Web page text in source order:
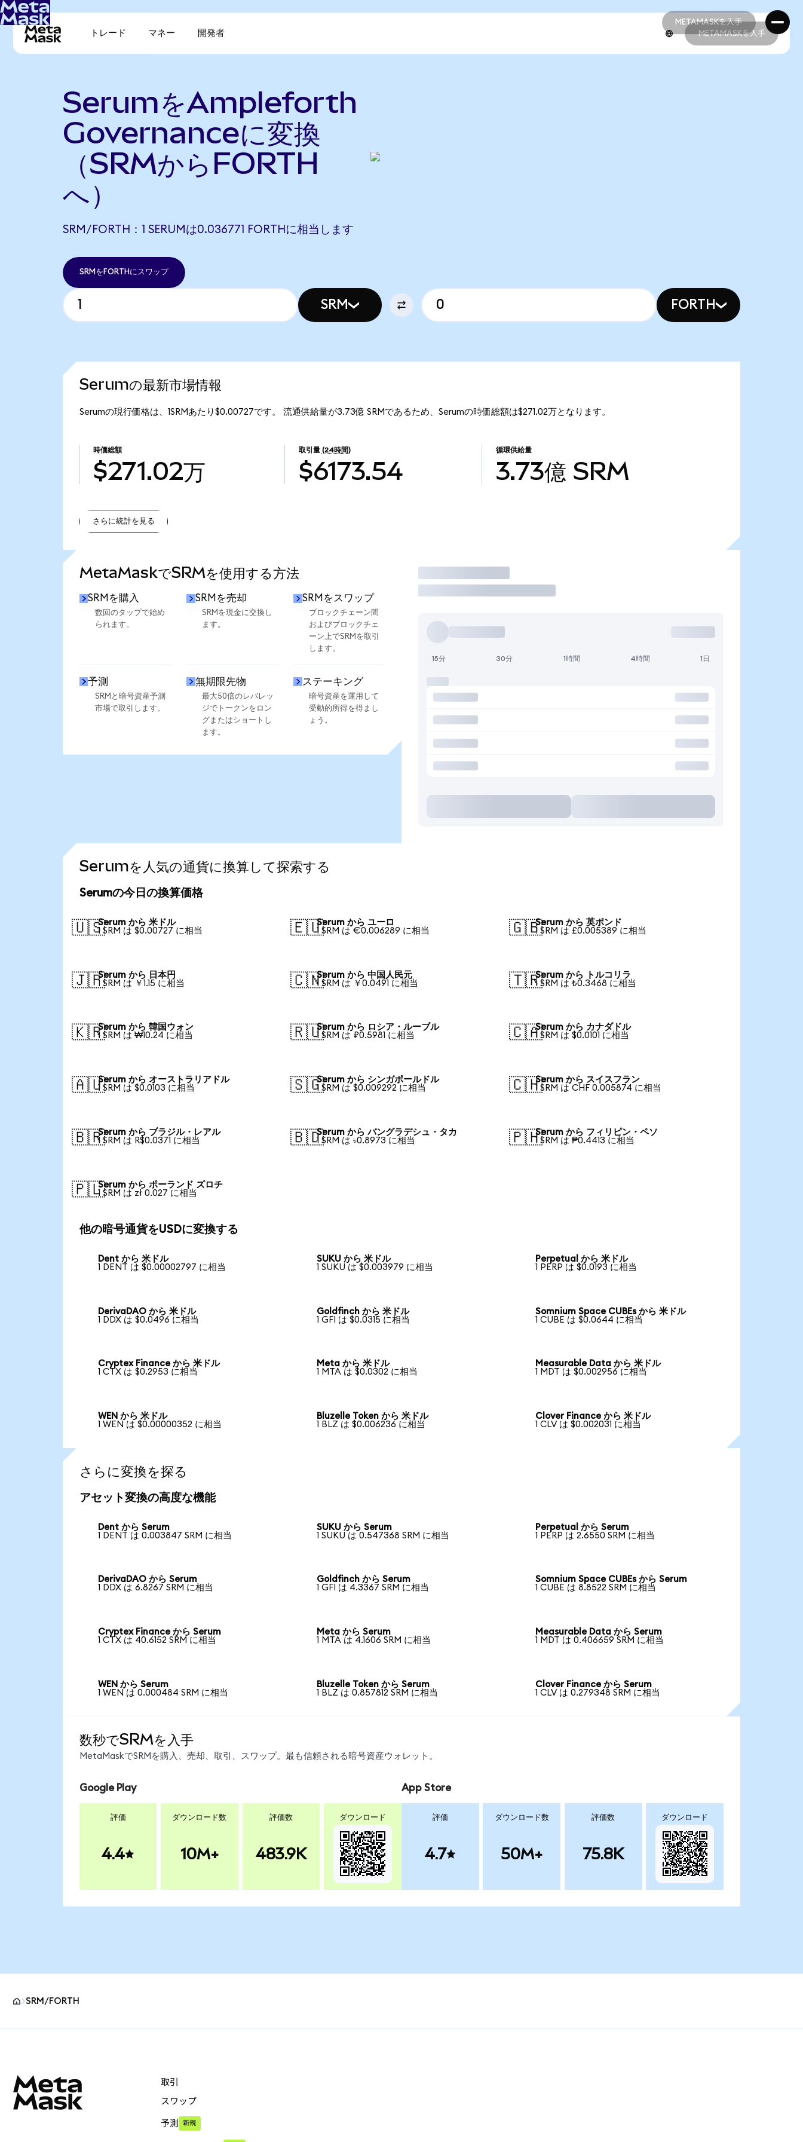
METAMASKを入手
METAMASKを入手
トレード マネー 開発者 METAMASKを入手
SerumをAmpleforth
Governanceに変換
（SRMからFORTH
へ）
SRM/FORTH：1 SERUMは0.036771 FORTHに相当します
SRMをFORTHにスワップ
SRM FORTH
Serumの最新市場情報
Serumの現行価格は、1SRMあたり$0.00727です。 流通供給量が3.73億 SRMであるため、Serumの時価総額は$271.02万となります。
時価総額
$271.02万
取引量 (24時間)
$6173.54
循環供給量
3.73億 SRM
さらに統計を見る
MetaMaskでSRMを使用する方法
SRMを購入
数回のタップで始め
られます。
SRMを売却
SRMを現金に交換し
ます。
SRMをスワップ
ブロックチェーン間
およびブロックチェ
ーン上でSRMを取引
します。
予測
SRMと暗号資産予測
市場で取引します。
無期限先物
最大50倍のレバレッ
ジでトークンをロン
グまたはショートし
ます。
ステーキング
暗号資産を運用して
受動的所得を得まし
ょう。
取引
15分 30分 1時間 4時間 1日
Serumを人気の通貨に換算して探索する
Serumの今日の換算価格
🇺🇸Serum から 米ドル
1 SRM は $0.00727 に相当
🇪🇺Serum から ユーロ
1 SRM は €0.006289 に相当
🇬🇧Serum から 英ポンド
1 SRM は £0.005389 に相当
🇯🇵Serum から 日本円
1 SRM は ￥1.15 に相当
🇨🇳Serum から 中国人民元
1 SRM は ￥0.0491 に相当
🇹🇷Serum から トルコリラ
1 SRM は ₺0.3468 に相当
🇰🇷Serum から 韓国ウォン
1 SRM は ₩10.24 に相当
🇷🇺Serum から ロシア・ルーブル
1 SRM は ₽0.5981 に相当
🇨🇦Serum から カナダドル
1 SRM は $0.0101 に相当
🇦🇺Serum から オーストラリアドル
1 SRM は $0.0103 に相当
🇸🇬Serum から シンガポールドル
1 SRM は $0.009292 に相当
🇨🇭Serum から スイスフラン
1 SRM は CHF 0.005874 に相当
🇧🇷Serum から ブラジル・レアル
1 SRM は R$0.0371 に相当
🇧🇩Serum から バングラデシュ・タカ
1 SRM は ৳0.8973 に相当
🇵🇭Serum から フィリピン・ペソ
1 SRM は ₱0.4413 に相当
🇵🇱Serum から ポーランド ズロチ
1 SRM は zł 0.027 に相当
他の暗号通貨をUSDに変換する
Dent から 米ドル
1 DENT は $0.00002797 に相当
SUKU から 米ドル
1 SUKU は $0.003979 に相当
Perpetual から 米ドル
1 PERP は $0.0193 に相当
DerivaDAO から 米ドル
1 DDX は $0.0496 に相当
Goldfinch から 米ドル
1 GFI は $0.0315 に相当
Somnium Space CUBEs から 米ドル
1 CUBE は $0.0644 に相当
Cryptex Finance から 米ドル
1 CTX は $0.2953 に相当
Meta から 米ドル
1 MTA は $0.0302 に相当
Measurable Data から 米ドル
1 MDT は $0.002956 に相当
WEN から 米ドル
1 WEN は $0.00000352 に相当
Bluzelle Token から 米ドル
1 BLZ は $0.006236 に相当
Clover Finance から 米ドル
1 CLV は $0.002031 に相当
さらに変換を探る
アセット変換の高度な機能
Dent から Serum
1 DENT は 0.003847 SRM に相当
SUKU から Serum
1 SUKU は 0.547368 SRM に相当
Perpetual から Serum
1 PERP は 2.6550 SRM に相当
DerivaDAO から Serum
1 DDX は 6.8267 SRM に相当
Goldfinch から Serum
1 GFI は 4.3367 SRM に相当
Somnium Space CUBEs から Serum
1 CUBE は 8.8522 SRM に相当
Cryptex Finance から Serum
1 CTX は 40.6152 SRM に相当
Meta から Serum
1 MTA は 4.1606 SRM に相当
Measurable Data から Serum
1 MDT は 0.406659 SRM に相当
WEN から Serum
1 WEN は 0.000484 SRM に相当
Bluzelle Token から Serum
1 BLZ は 0.857812 SRM に相当
Clover Finance から Serum
1 CLV は 0.279348 SRM に相当
数秒でSRMを入手
MetaMaskでSRMを購入、売却、取引、スワップ。最も信頼される暗号資産ウォレット。
Google Play
評価
4.4
ダウンロード数
10M+
評価数
483.9K
ダウンロード
App Store
評価
4.7
ダウンロード数
50M+
評価数
75.8K
ダウンロード
SRM/FORTH
取引
スワップ
予測 新規